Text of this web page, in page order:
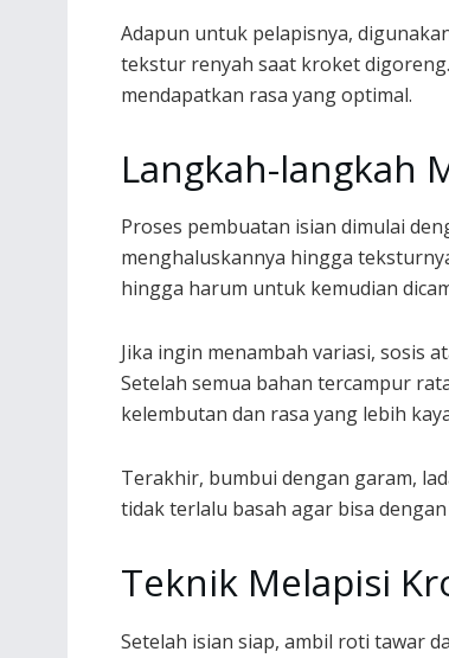
Adapun untuk pelapisnya,
tekstur renyah saat kroket
mendapatkan rasa yang optimal.
Langkah-langkah
Proses pembuatan isian dimulai
menghaluskannya hingga
hingga harum untuk kemudian
Jika ingin menambah variasi, sosis
Setelah semua bahan tercampur
kelembutan dan rasa yang lebih
Terakhir, bumbui dengan garam,
tidak terlalu basah agar bisa
Teknik Melapisi
Setelah isian siap, ambil roti tawar